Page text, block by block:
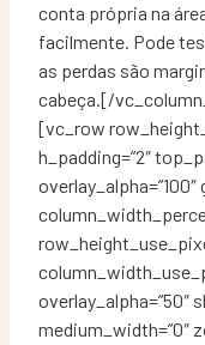
conta própria na
facilmente. Pode
as perdas são
cabeça.[/
[vc_row
h_padding=”2″
overlay_alpha=”100″
overlay_alpha=”50″
medium_width=”0″